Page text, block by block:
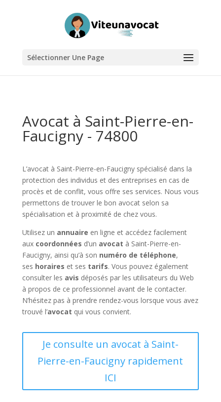
Sélectionner Une Page
Avocat à Saint-Pierre-en-
Faucigny - 74800
L’avocat à Saint-Pierre-en-Faucigny spécialisé dans la
protection des individus et des entreprises en cas de
procès et de conflit, vous offre ses services. Nous vous
permettons de trouver le bon avocat selon sa
spécialisation et à proximité de chez vous.
Utilisez un annuaire en ligne et accédez facilement
aux coordonnées d’un avocat à Saint-Pierre-en-
Faucigny, ainsi qu’à son numéro de téléphone,
ses horaires et ses tarifs. Vous pouvez également
consulter les avis déposés par les utilisateurs du Web
à propos de ce professionnel avant de le contacter.
N’hésitez pas à prendre rendez-vous lorsque vous avez
trouvé l’avocat qui vous convient.
Je consulte un avocat à Saint-
Pierre-en-Faucigny rapidement
ICI